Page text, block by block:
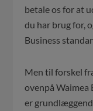
betale os for at
du har brug for,
Business
Men til forskel
ovenpå Waimea
er